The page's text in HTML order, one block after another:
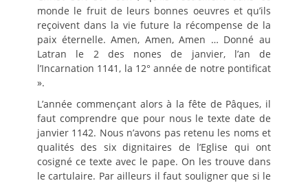
monde le fruit de leurs bonnes oeuvres et qu’ils
reçoivent dans la vie future la récompense de la
paix éternelle. Amen, Amen, Amen … Donné au
Latran le 2 des nones de janvier, l’an de
l’Incarnation 1141, la 12° année de notre pontificat
».
L’année commençant alors à la fête de Pâques, il
faut comprendre que pour nous le texte date de
janvier 1142. Nous n’avons pas retenu les noms et
qualités des six dignitaires de l’Eglise qui ont
cosigné ce texte avec le pape. On les trouve dans
le cartulaire. Par ailleurs il faut souligner que si le